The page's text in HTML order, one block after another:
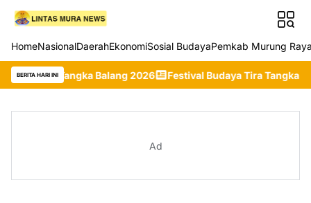
HomeNasionalDaerahEkonomiSosial BudayaPemkab Murung
BERITA HARI INI
Balang 2026 Festival Budaya Tira Tangka Balang 2026
Ad